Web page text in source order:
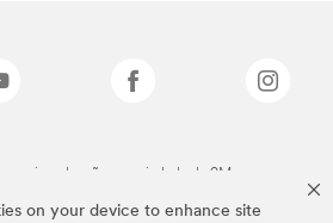
on your device to enhance site
mencionadas são propriedade da 3M.